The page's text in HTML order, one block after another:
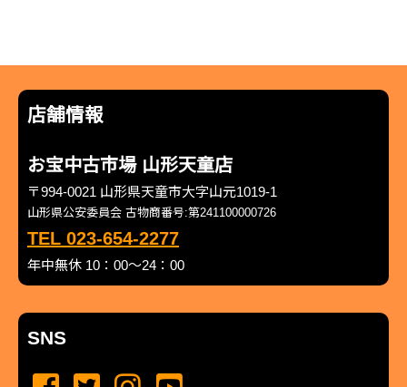
店舗情報
お宝中古市場 山形天童店
〒994-0021 山形県天童市大字山元1019-1
山形県公安委員会 古物商番号:第241100000726
TEL 023-654-2277
年中無休 10：00～24：00
SNS